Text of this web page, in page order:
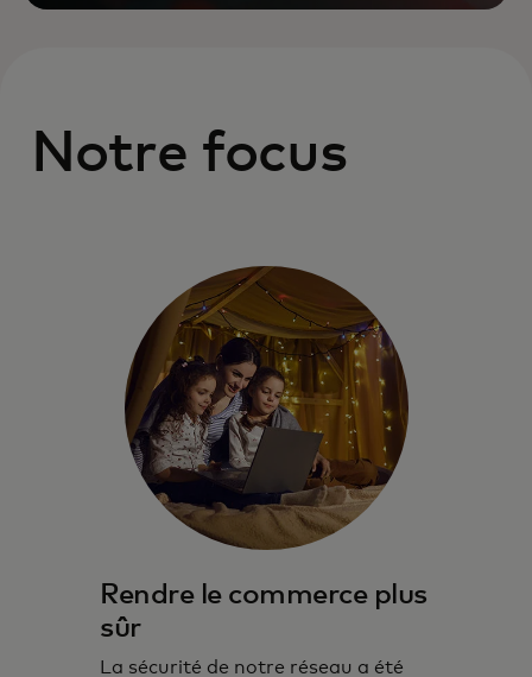
Notre focus
Rendre le commerce plus
sûr
La sécurité de notre réseau a été